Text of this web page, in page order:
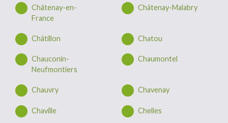
Châtenay-en-
France
Châtenay-Malabry
Châtillon Chatou
Chauconin-
Neufmontiers
Chaumontel
Chauvry Chavenay
Chaville Chelles